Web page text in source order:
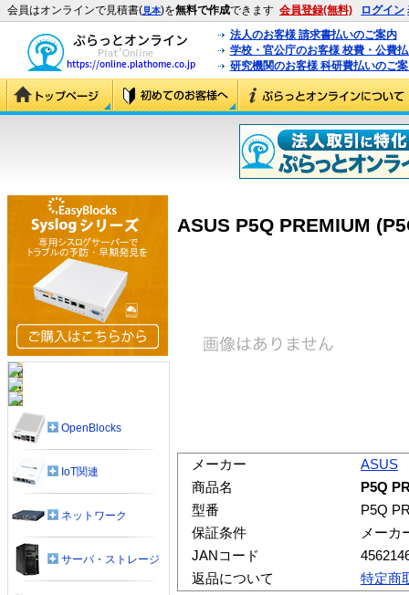
会員はオンラインで見積書(見本)を無料で作成できます 会員登録(無料) ログイン
法人のお客様 請求書払いのご案内
学校・官公庁のお客様 校費・公費
研究機関のお客様 科研費払いのご
ASUS P5Q PREMIUM
メーカー
ASUS
商品名
P5Q
型番
P5Q
保証条件
メーカ
JANコード
返品について
特定商
OpenBlocks
IoT関連
ネットワーク
サーバ・ストレージ